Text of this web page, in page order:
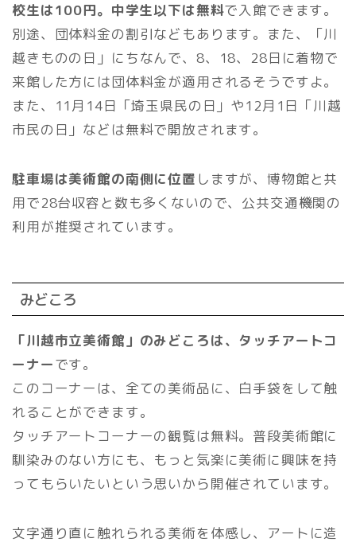
校生は100円。中学生以下は無料で入館できます。
別途、団体料金の割引などもあります。また、「川
越きものの日」にちなんで、8、18、28日に着物で
来館した方には団体料金が適用されるそうですよ。
また、11月14日「埼玉県民の日」や12月1日「川越
市民の日」などは無料で開放されます。
駐車場は美術館の南側に位置 しますが、博物館と共
用で28台収容と数も多くないので、公共交通機関の
利用が推奨されています。
みどころ
「川越市立美術館」のみどころは、タッチアートコ
ーナーです。
このコーナーは、全ての美術品に、白手袋をして触
れることができます。
タッチアートコーナーの観覧は無料。普段美術館に
馴染みのない方にも、もっと気楽に美術に興味を持
ってもらいたいという思いから開催されています。
文字通り直に触れられる美術を体感し、アートに造